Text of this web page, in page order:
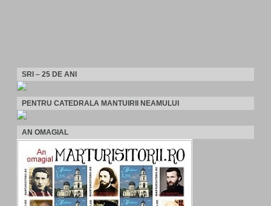
SRI – 25 DE ANI
PENTRU CATEDRALA MANTUIRII NEAMULUI
AN OMAGIAL